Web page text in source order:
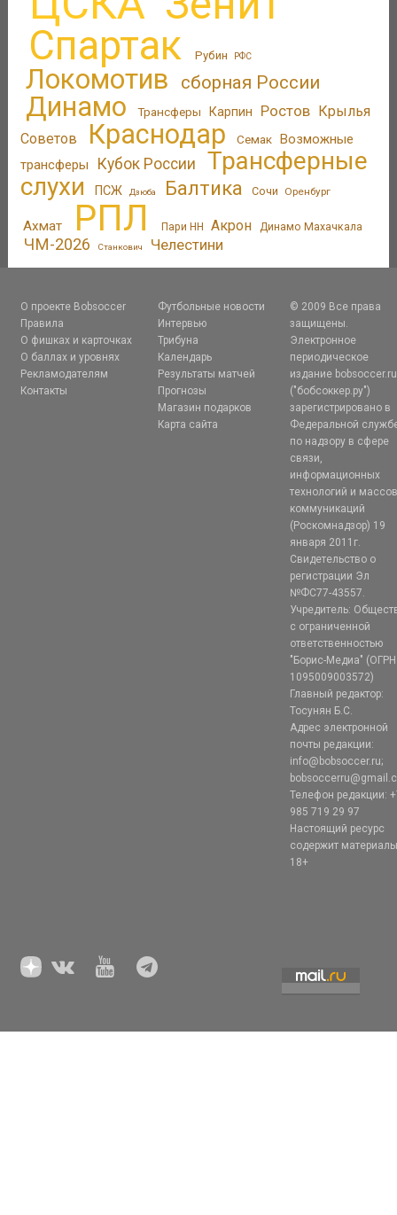
Спартак Рубин РФС
Локомотив сборная России
Динамо Трансферы Карпин Ростов Крылья
Советов
Краснодар Семак Возможные
трансферы
Кубок России
Трансферные
слухи
ПСЖ Дзюба Балтика Сочи Оренбург
Ахмат РПЛ Пари НН Акрон Динамо Махачкала
ЧМ-2026 Станкович Челестини
О проекте Bobsoccer
Правила
О фишках и карточках
О баллах и уровнях
Рекламодателям
Контакты
Футбольные новости
Интервью
Трибуна
Календарь
Результаты матчей
Прогнозы
Магазин подарков
Карта сайта
© 2009 Все права
защищены.
Электронное
периодическое
издание bobsoccer.ru
("бобсоккер.ру")
зарегистрировано в
Федеральной
по надзору в сфере
связи,
информационных
технологий и
коммуникаций
(Роскомнадзор) 19
января 2011г.
Свидетельство о
регистрации Эл
№ФС77-43557.
Учредитель:
с ограниченной
ответственностью
"Борис-Медиа" (ОГРН
1095009003572)
Главный редактор:
Тосунян Б.С.
Адрес электронной
почты редакции:
info@bobsoccer.ru;
Телефон редакции:
985 719 29 97
Настоящий ресурс
содержит
18+